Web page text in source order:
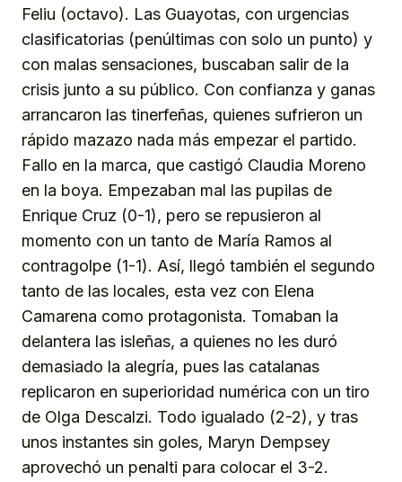
Feliu (octavo). Las Guayotas, con urgencias
clasificatorias (penúltimas con solo un punto) y
con malas sensaciones, buscaban salir de la
crisis junto a su público. Con confianza y ganas
arrancaron las tinerfeñas, quienes sufrieron un
rápido mazazo nada más empezar el partido.
Fallo en la marca, que castigó Claudia Moreno
en la boya. Empezaban mal las pupilas de
Enrique Cruz (0-1), pero se repusieron al
momento con un tanto de María Ramos al
contragolpe (1-1). Así, llegó también el segundo
tanto de las locales, esta vez con Elena
Camarena como protagonista. Tomaban la
delantera las isleñas, a quienes no les duró
demasiado la alegría, pues las catalanas
replicaron en superioridad numérica con un tiro
de Olga Descalzi. Todo igualado (2-2), y tras
unos instantes sin goles, Maryn Dempsey
aprovechó un penalti para colocar el 3-2.